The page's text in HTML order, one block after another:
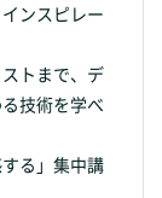
ンスピレー
トまで、デ
技術を学べ
る」集中講